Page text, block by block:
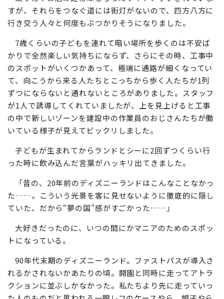
た。
乗り物やお店の建物はもちろんライトアップされていま
すが、それらをつなぐ道には街灯がないので、四方八方に
行き交う人々と何度もぶつかりそうになりました。
7歳くらいの子どもを連れて暗い場所を歩くのは不安ば
かりで全然楽しい気持ちにならず、さらにその時、工事中
のスポットがいくつかあって、極端に通路が細くなってい
て、向こうから来る人たちとこっちから歩く人たちが1列
ずつにならないと通れないところがありました。スタッフ
が1人で誘導してくれていましたが、上を見上げると工事
の中で新しいゾーンを建設中の作業員のおじさんたちが働
いている様子が見えてビックリしました。
子どもが生まれてからランドとシーに2回ずつくらい行
った時に飲み込んだ言葉がハッキリ出てきました。
「昔の、20年前のディズニーランドはこんなことなかっ
た……。こういう光景を客に見せないように徹底的に隠し
ていた、だから“夢の国”感がすごかった……」
大好きだったのに、いつの間にかマニアのためのスポッ
トになっている。
90年代末期のディズニーランド。ファストパスが導入さ